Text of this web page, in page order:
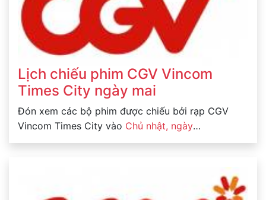
Lịch chiếu phim CGV Vincom
Times City ngày mai
Đón xem các bộ phim được chiếu bởi rạp CGV
Vincom Times City vào Chủ nhật, ngày
09/08/2026